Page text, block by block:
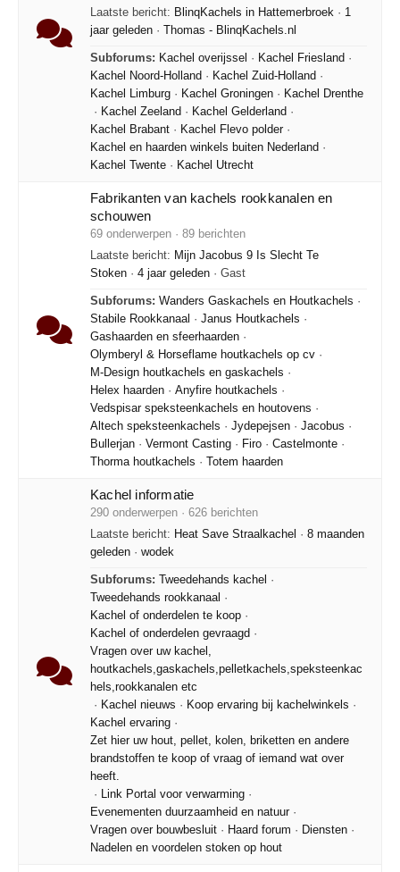
Laatste bericht: BlinqKachels in Hattemerbroek · 1
jaar geleden · Thomas - BlinqKachels.nl
Subforums: Kachel overijssel · Kachel Friesland ·
Kachel Noord-Holland · Kachel Zuid-Holland ·
Kachel Limburg · Kachel Groningen · Kachel Drenthe
· Kachel Zeeland · Kachel Gelderland ·
Kachel Brabant · Kachel Flevo polder·
Kachel en haarden winkels buiten Nederland ·
Kachel Twente · Kachel Utrecht
Fabrikanten van kachels rookkanalen en
schouwen
69 onderwerpen · 89 berichten
Laatste bericht: Mijn Jacobus 9 Is Slecht Te
Stoken · 4 jaar geleden · Gast
Subforums: Wanders Gaskachels en Houtkachels ·
Stabile Rookkanaal · Janus Houtkachels ·
Gashaarden en sfeerhaarden ·
Olymberyl & Horseflame houtkachels op cv ·
M-Design houtkachels en gaskachels ·
Helex haarden · Anyfire houtkachels ·
Vedspisar speksteenkachels en houtovens ·
Altech speksteenkachels · Jydepejsen · Jacobus ·
Bullerjan · Vermont Casting · Firo · Castelmonte ·
Thorma houtkachels · Totem haarden
Kachel informatie
290 onderwerpen · 626 berichten
Laatste bericht: Heat Save Straalkachel · 8 maanden
geleden · wodek
Subforums: Tweedehands kachel ·
Tweedehands rookkanaal ·
Kachel of onderdelen te koop ·
Kachel of onderdelen gevraagd ·
Vragen over uw kachel,
houtkachels,gaskachels,pelletkachels,speksteenkac
hels,rookkanalen etc
· Kachel nieuws · Koop ervaring bij kachelwinkels ·
Kachel ervaring ·
Zet hier uw hout, pellet, kolen, briketten en andere
brandstoffen te koop of vraag of iemand wat over
heeft.
· Link Portal voor verwarming ·
Evenementen duurzaamheid en natuur·
Vragen over bouwbesluit · Haard forum · Diensten ·
Nadelen en voordelen stoken op hout